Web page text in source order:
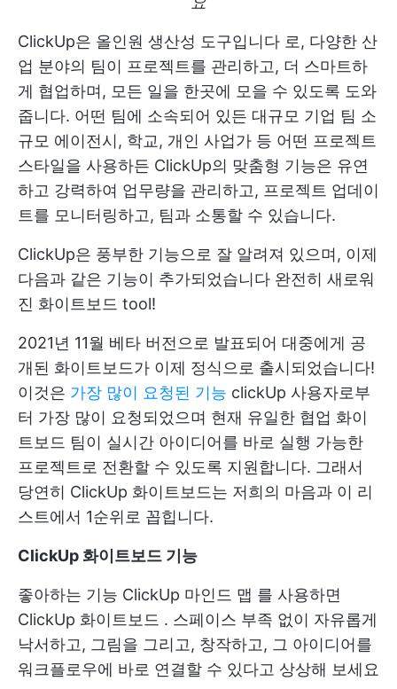
ClickUp은 올인원 생산성 도구입니다 로, 다양한 산
업 분야의 팀이 프로젝트를 관리하고, 더 스마트하
게 협업하며, 모든 일을 한곳에 모을 수 있도록 도와
줍니다. 어떤 팀에 소속되어 있든 대규모 기업 팀 소
규모 에이전시, 학교, 개인 사업가 등 어떤 프로젝트
스타일을 사용하든 ClickUp의 맞춤형 기능은 유연
하고 강력하여 업무량을 관리하고, 프로젝트 업데이
트를 모니터링하고, 팀과 소통할 수 있습니다.
ClickUp은 풍부한 기능으로 잘 알려져 있으며, 이제
다음과 같은 기능이 추가되었습니다 완전히 새로워
진 화이트보드 tool!
2021년 11월 베타 버전으로 발표되어 대중에게 공
개된 화이트보드가 이제 정식으로 출시되었습니다!
이것은 가장 많이 요청된 기능 clickUp 사용자로부
터 가장 많이 요청되었으며 현재 유일한 협업 화이
트보드 팀이 실시간 아이디어를 바로 실행 가능한
프로젝트로 전환할 수 있도록 지원합니다. 그래서
당연히 ClickUp 화이트보드는 저희의 마음과 이 리
스트에서 1순위로 꼽힙니다.
ClickUp 화이트보드 기능
좋아하는 기능 ClickUp 마인드 맵 를 사용하면
ClickUp 화이트보드 . 스페이스 부족 없이 자유롭게
낙서하고, 그림을 그리고, 창작하고, 그 아이디어를
워크플로우에 바로 연결할 수 있다고 상상해 보세요